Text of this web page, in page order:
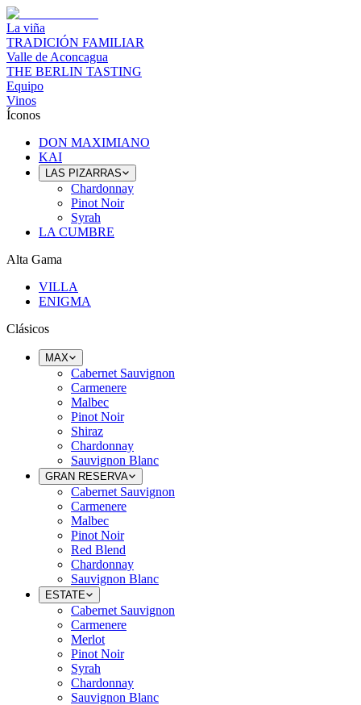
La viña
TRADICIÓN FAMILIAR
Valle de Aconcagua
THE BERLIN TASTING
Equipo
Vinos
Íconos
DON MAXIMIANO
KAI
LAS PIZARRAS
Chardonnay
Pinot Noir
Syrah
LA CUMBRE
Alta Gama
VILLA
ENIGMA
Clásicos
MAX
Cabernet Sauvignon
Carmenere
Malbec
Pinot Noir
Shiraz
Chardonnay
Sauvignon Blanc
GRAN RESERVA
Cabernet Sauvignon
Carmenere
Malbec
Pinot Noir
Red Blend
Chardonnay
Sauvignon Blanc
ESTATE
Cabernet Sauvignon
Carmenere
Merlot
Pinot Noir
Syrah
Chardonnay
Sauvignon Blanc